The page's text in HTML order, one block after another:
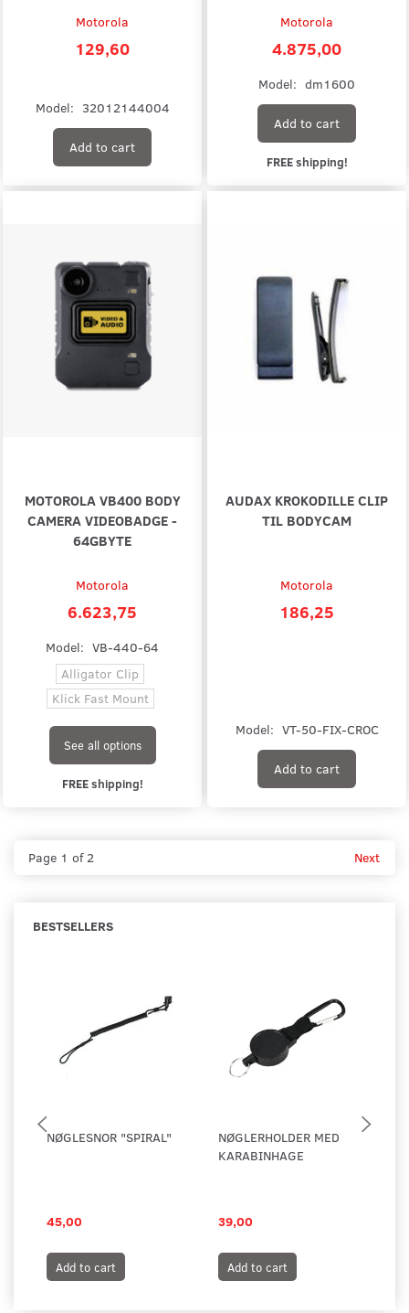
Motorola
129,60
Model: 32012144004
Add to cart
Motorola
4.875,00
Model: dm1600
Add to cart
FREE shipping!
MOTOROLA VB400 BODY
CAMERA VIDEOBADGE -
64GBYTE
Motorola
6.623,75
Model: VB-440-64
Alligator Clip
Klick Fast Mount
See all options
FREE shipping!
AUDAX KROKODILLE CLIP
TIL BODYCAM
Motorola
186,25
Model: VT-50-FIX-CROC
Add to cart
Page 1 of 2 Next
BESTSELLERS
NØGLESNOR "SPIRAL"
45,00
Add to cart
NØGLERHOLDER MED
KARABINHAGE
39,00
Add to cart